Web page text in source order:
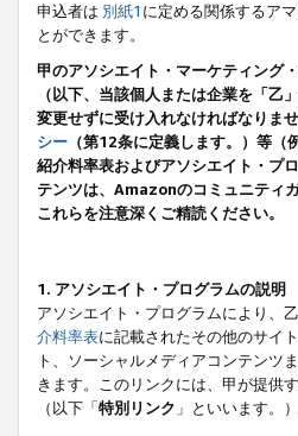
申込者は 別紙1 に定める関係するア
とができます。
甲のアソシエイト・マーケティング
（以下、当該個人または企業を「
変更せずに受け入れなければなりま
シー （第12条に定義します。）等
紹介料率表およびアソシエイト・プ
テンツは、Amazonのコミュニティ
これらを注意深くご精読ください。
1. アソシエイト・プログラムの説明
アソシエイト・プログラムにより、乙
介料率表に記載されたその他のサイ
ト、ソーシャルメディアコンテンツ
きます。このリンクには、甲が提供
（以下「特別リンク 」といいます。）